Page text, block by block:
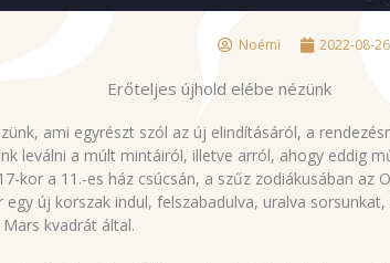
Noémi 2022-08-26
Erőteljes újhold elébe nézünk
ami egyrészt szól az új elindításáról, a
leválni a múlt mintáiról, illetve arról, ahogy eddig
kor a 11.-es ház csúcsán, a szűz zodiákusában az
új korszak indul, felszabadulva, uralva
kvadrát által.